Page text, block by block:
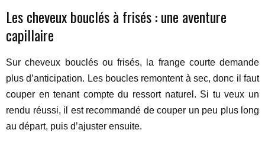
Les cheveux bouclés à frisés : une aventure
capillaire
Sur cheveux bouclés ou frisés, la frange courte demande
plus d’anticipation. Les boucles remontent à sec, donc il faut
couper en tenant compte du ressort naturel. Si tu veux un
rendu réussi, il est recommandé de couper un peu plus long
au départ, puis d’ajuster ensuite.